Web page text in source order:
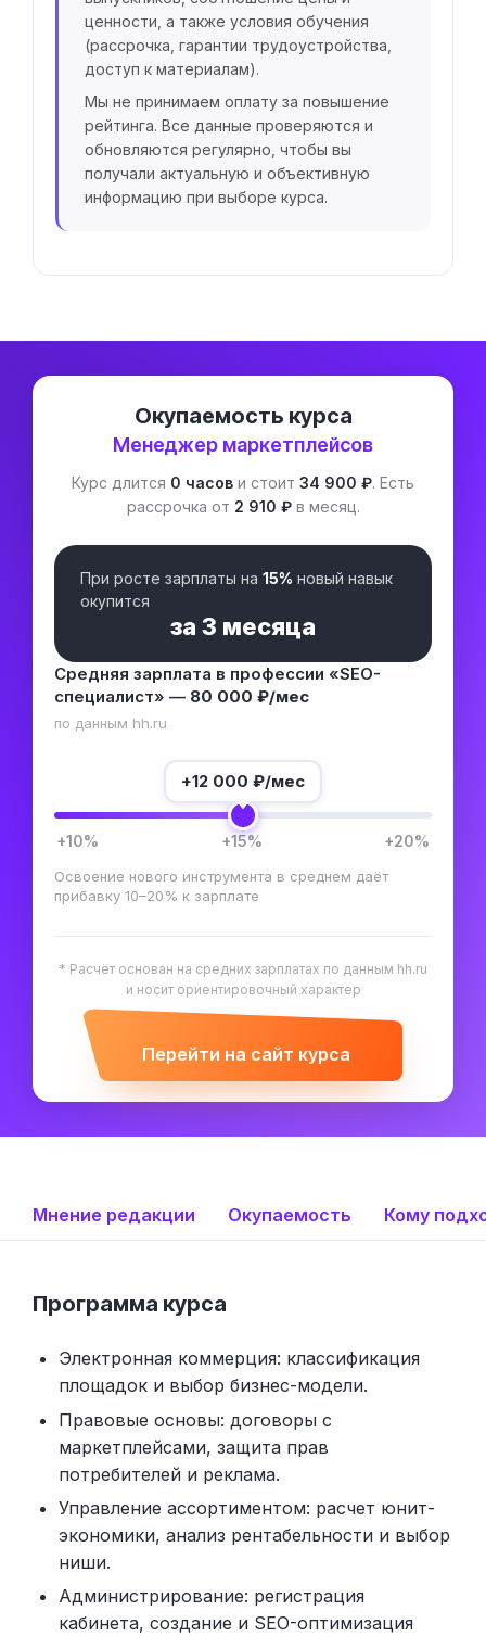
ценности, а также условия обучения
(рассрочка, гарантии трудоустройства,
доступ к материалам).
Мы не принимаем оплату за повышение
рейтинга. Все данные проверяются и
обновляются регулярно, чтобы вы
получали актуальную и объективную
информацию при выборе курса.
Окупаемость курса
Менеджер маркетплейсов
Курс длится 0 часов и стоит 34 900 ₽. Есть
рассрочка от 2 910 ₽в месяц.
При росте зарплаты на 15% новый навык
окупится
за 3 месяца
Средняя зарплата в профессии «SEO-
специалист» — 80 000 ₽/мес
по данным hh.ru
+12 000 ₽/мес
+10% +15% +20%
Освоение нового инструмента в среднем даёт
прибавку 10–20% к зарплате
* Расчёт основан на средних зарплатах по данным hh.ru
и носит ориентировочный характер
Перейти на сайт курса
Мнение редакции Окупаемость Кому
Программа курса
Электронная коммерция: классификация
площадок и выбор бизнес-модели.
Правовые основы: договоры с
маркетплейсами, защита прав
потребителей и реклама.
Управление ассортиментом: расчет юнит-
экономики, анализ рентабельности и выбор
ниши.
Администрирование: регистрация
кабинета, создание и SEO-оптимизация